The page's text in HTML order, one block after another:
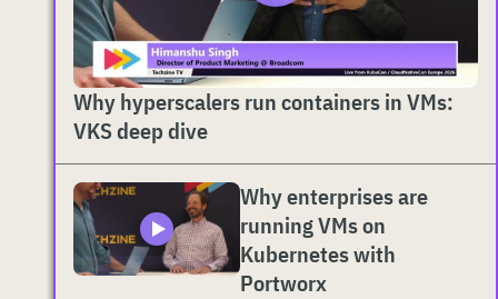
Why hyperscalers run containers in VMs:
VKS deep dive
Why enterprises are
running VMs on
Kubernetes with
Portworx